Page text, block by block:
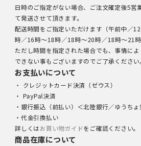
日時のご指定がない場合、ご注文確定後5営
て発送させて頂きます。
配送時間をご指定いただけます（午前中／
時／16時～18時／18時～20時／18時～21時
ただし時間を指定された場合でも、事情に
できない事もございますのでご了承ください。
お支払いについて
・ クレジットカード決済（ゼウス）
・ PayPal決済
・銀行振込（前払い）＜北陸銀行／ゆうち
・代金引換払い
詳しくはお買い物ガイドをご確認ください。
商品在庫について